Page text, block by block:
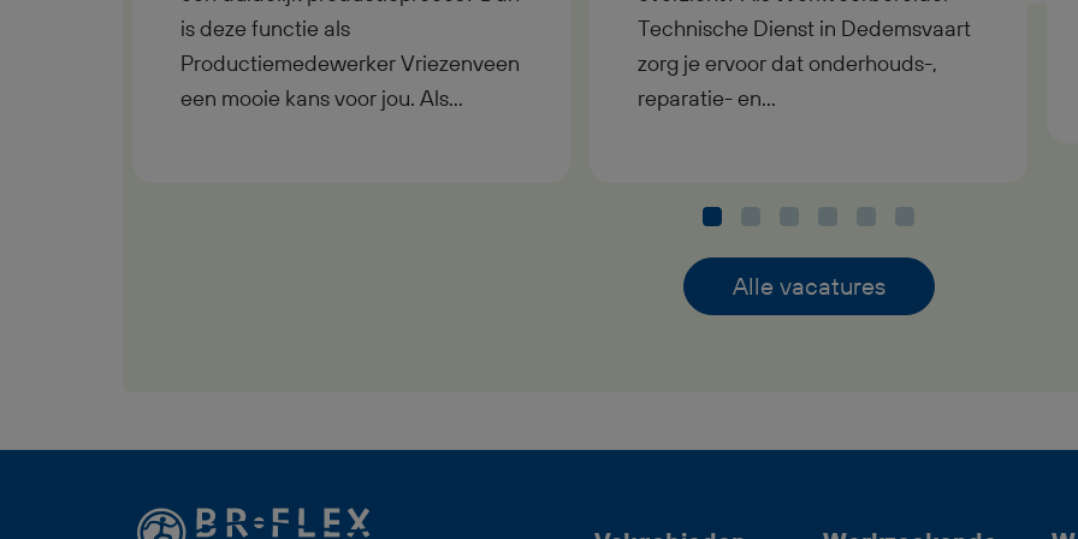
Technische Dienst in Dedemsvaart
zorg je ervoor dat onderhouds-,
reparatie- en
dagdienst en verdient tussen €
In deze functie als
Werkvoorbereider Technische
contact met monteurs en
is deze functie als
Productiemedewerker Vriezenveen
een mooie kans voor jou. Als
met doorgroeimogelijkheden,
werkdag op vrijdag? Dan past deze
Alle vacatures